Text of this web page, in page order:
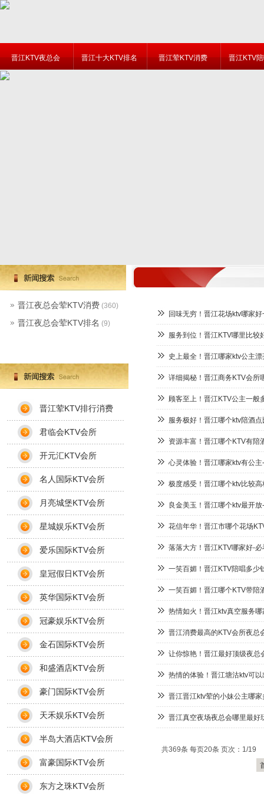
晋江KTV夜总会 晋江十大KTV排名 晋江荤KTV消费 晋江KTV
晋江荤KTV排行消费
君临会KTV会所
开元汇KTV会所
名人国际KTV会所
月亮城堡KTV会所
星城娱乐KTV会所
爱乐国际KTV会所
皇冠假日KTV会所
英华国际KTV会所
冠豪娱乐KTV会所
金石国际KTV会所
和盛酒店KTV会所
豪门国际KTV会所
天禾娱乐KTV会所
半岛大酒店KTV会所
富豪国际KTV会所
东方之珠KTV会所
回味无穷！晋江花场ktv哪家
服务到位！晋江KTV哪里比较
史上最全！晋江哪家ktv公主
详细揭秘！晋江商务KTV会所
顾客至上！晋江KTV公主一般
服务极好！晋江哪个ktv陪酒
资源丰富！晋江哪个KTV有陪
心灵体验！晋江哪家ktv有公
极度感受！晋江哪个ktv比较
良金美玉！晋江哪个ktv最开
花信年华！晋江市哪个花场
落落大方！晋江KTV哪家好-
一笑百媚！晋江KTV陪唱多少
一笑百媚！晋江哪个KTV带陪
热情如火！晋江ktv真空服务
晋江消费最高的KTV会所夜总
让你惊艳！晋江最好顶级夜总
热情的体验！晋江塘沽ktv可
晋江晋江ktv荤的小妹公主哪
晋江真空夜场夜总会哪里最好
共369条 每页20条 页次：1/19
晋江夜总会荤KTV消费 (360)
晋江夜总会荤KTV排名 (9)